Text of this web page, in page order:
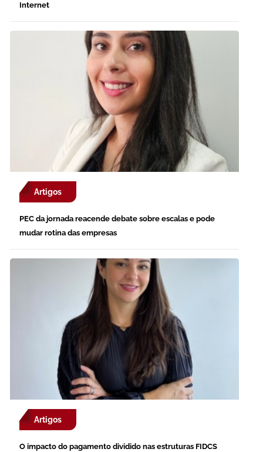
Internet
Artigos
PEC da jornada reacende debate sobre escalas e pode
mudar rotina das empresas
Artigos
O impacto do pagamento dividido nas estruturas FIDCS